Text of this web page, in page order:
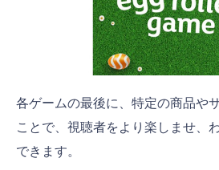
各ゲームの最後に、特定の商品や
ことで、視聴者をより楽しませ、
できます。